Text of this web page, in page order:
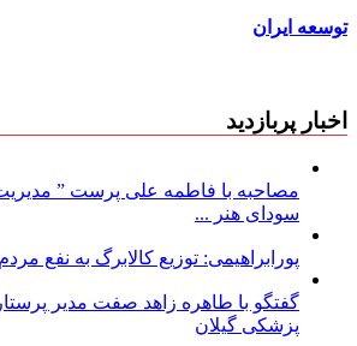
توسعه ایران
اخبار پربازدید
مصاحبه با فاطمه علی پرست ”
سودای هنر ...
پورابراهیمی: توزیع کالابرگ به نفع
گفتگو با طاهره زاهد صفت مدیر
پزشکی گیلان